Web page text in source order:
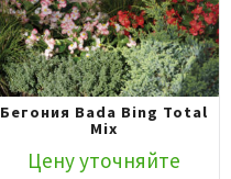
Бегония Bada Bing Total
Mix
Цену уточняйте